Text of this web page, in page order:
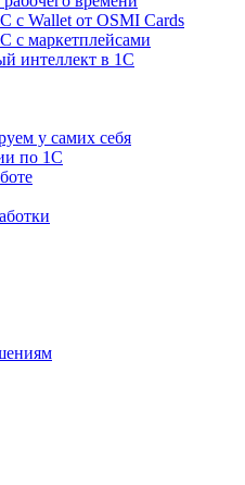
с Wallet от OSMI Cards
с маркетплейсами
интеллект в 1С
у самих себя
по 1С